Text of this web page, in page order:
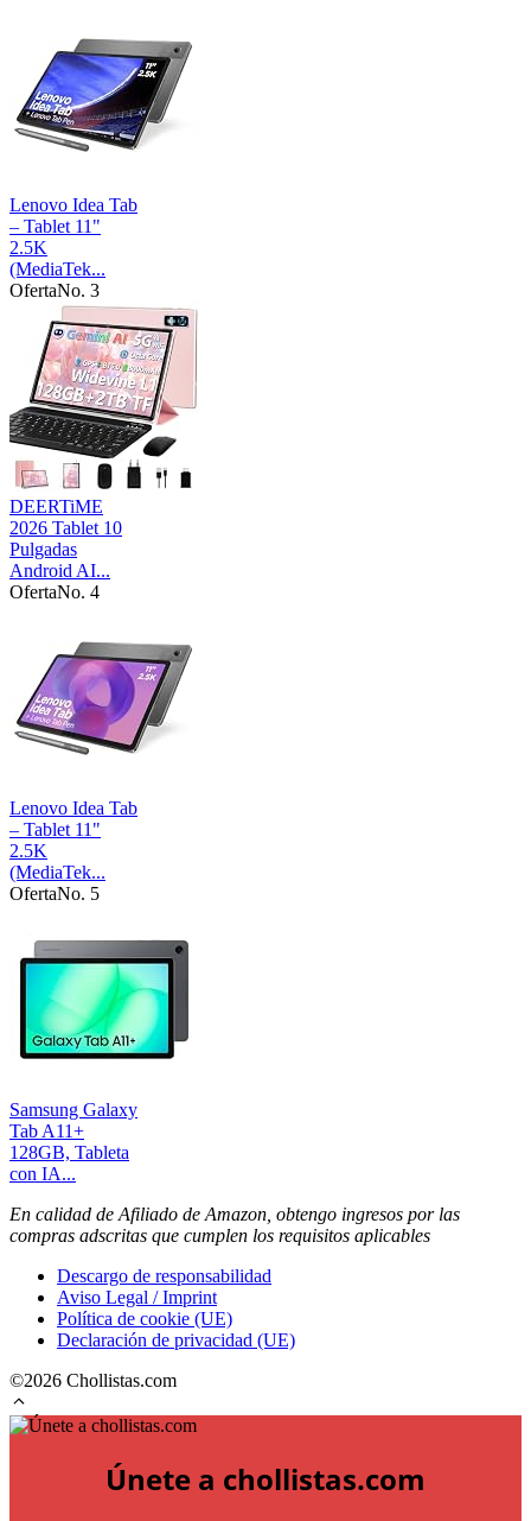
Lenovo Idea Tab
– Tablet 11"
2.5K
(MediaTek...
OfertaNo. 3
DEERTiME
2026 Tablet 10
Pulgadas
Android AI...
OfertaNo. 4
Lenovo Idea Tab
– Tablet 11"
2.5K
(MediaTek...
OfertaNo. 5
Samsung Galaxy
Tab A11+
128GB, Tableta
con IA...
En calidad de Afiliado de Amazon, obtengo ingresos por las
compras adscritas que cumplen los requisitos aplicables
Descargo de responsabilidad
Aviso Legal / Imprint
Política de cookie (UE)
Declaración de privacidad (UE)
©2026 Chollistas.com
Únete a chollistas.com